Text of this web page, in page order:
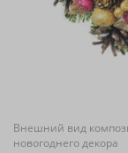
Внешний вид
новогоднего декора